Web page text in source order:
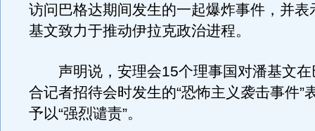
访问巴格达期间发生的一起爆炸事件，并表
基文致力于推动伊拉克政治进程。
声明说，安理会15个理事国对潘基文在
合记者招待会时发生的“恐怖主义袭击事件”
予以“强烈谴责”。